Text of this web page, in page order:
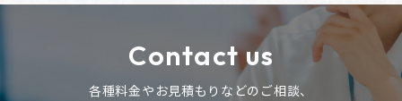
Contact us
各種料金やお見積もりなどのご相談、